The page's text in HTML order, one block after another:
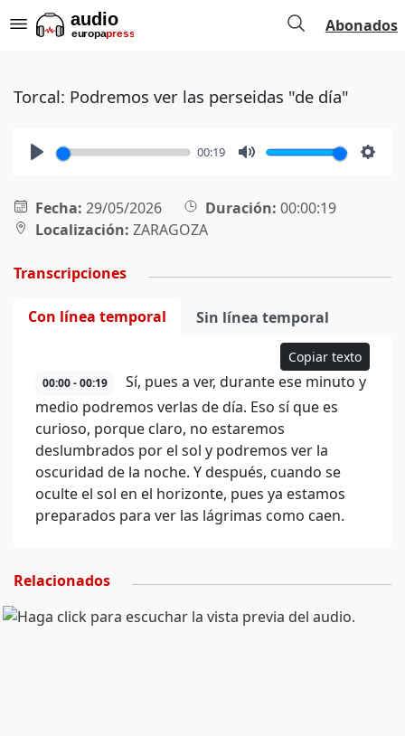
Abonados
Torcal: Podremos ver las perseidas "de día"
00:19
Fecha: 29/05/2026 Duración: 00:00:19
Localización: ZARAGOZA
Transcripciones
Con línea temporal Sin línea temporal
Copiar texto
00:00 - 00:19
Sí, pues a ver, durante ese minuto y
medio podremos verlas de día. Eso sí que es
curioso, porque claro, no estaremos
deslumbrados por el sol y podremos ver la
oscuridad de la noche. Y después, cuando se
oculte el sol en el horizonte, pues ya estamos
preparados para ver las lágrimas como caen.
Relacionados